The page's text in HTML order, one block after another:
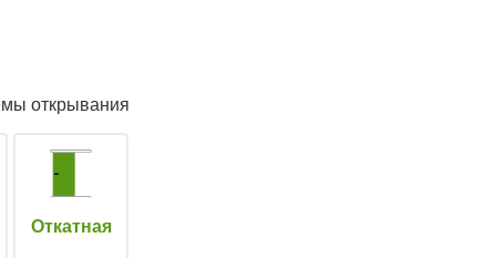
открывания
Откатная